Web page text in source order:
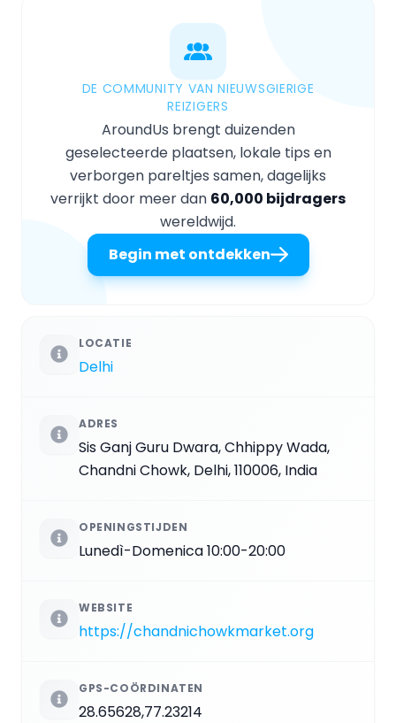
DE COMMUNITY VAN NIEUWSGIERIGE
REIZIGERS
AroundUs brengt duizenden
geselecteerde plaatsen, lokale tips en
verborgen pareltjes samen, dagelijks
verrijkt door meer dan 60,000 bijdragers
wereldwijd.
Begin met ontdekken
LOCATIE
Delhi
ADRES
Sis Ganj Guru Dwara, Chhippy Wada,
Chandni Chowk, Delhi, 110006, India
OPENINGSTIJDEN
Lunedì-Domenica 10:00-20:00
WEBSITE
https://chandnichowkmarket.org
GPS-COÖRDINATEN
28.65628,77.23214